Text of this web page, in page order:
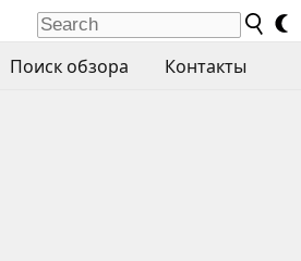
Поиск обзора
Контакты